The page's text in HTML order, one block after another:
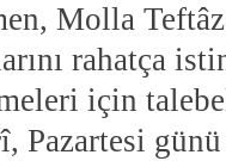
Molla
rahatça
için
Pazartesi günü